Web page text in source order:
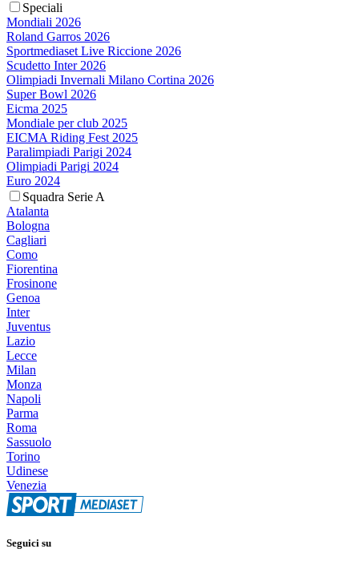
Speciali
Mondiali 2026
Roland Garros 2026
Sportmediaset Live Riccione 2026
Scudetto Inter 2026
Olimpiadi Invernali Milano Cortina 2026
Super Bowl 2026
Eicma 2025
Mondiale per club 2025
EICMA Riding Fest 2025
Paralimpiadi Parigi 2024
Olimpiadi Parigi 2024
Euro 2024
Squadra Serie A
Atalanta
Bologna
Cagliari
Como
Fiorentina
Frosinone
Genoa
Inter
Juventus
Lazio
Lecce
Milan
Monza
Napoli
Parma
Roma
Sassuolo
Torino
Udinese
Venezia
Seguici su